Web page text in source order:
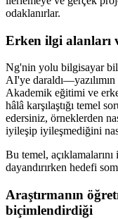
odaklanırlar.
Erken ilgi alanları
Ng'nin yolu bilgisayar
AI'ye
Akademik eğitimi ve
hâlâ karşılaştığı temel
edersiniz, örneklerden
iyileşip iyileşmediğini
Bu temel,
dayandırırken hedefi
Araştırmanın
biçimlendirdiği